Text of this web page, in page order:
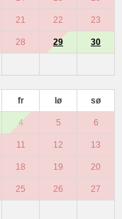
21 22 23
28 29 30
fr lø sø
4 5 6
11 12 13
18 19 20
25 26 27